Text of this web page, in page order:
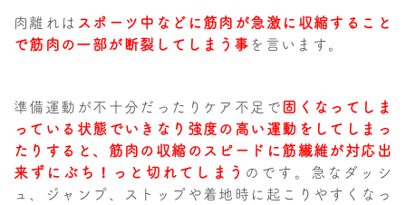
肉離れは スポーツ中などに筋肉が急激に収縮すること
で筋肉の一部が断裂してしまう事 を言います。
準備運動が不十分だったりケア不足で固くなってしま
っている状態でいきなり強度の高い運動をしてしまっ
たりすると、筋肉の収縮のスピードに筋繊維が対応出
来ずにぶち！っと切れてしまう のです。急なダッシ
ュ、ジャンプ、ストップや着地時に起こりやすくなっ